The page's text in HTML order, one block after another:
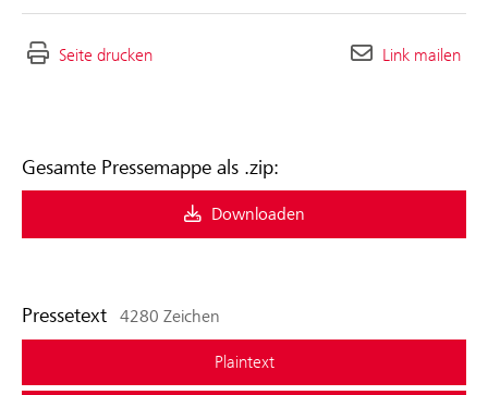
Gesamte Pressemappe als .zip:
Downloaden
Pressetext 4280 Zeichen
Plaintext
Seite drucken Link mailen